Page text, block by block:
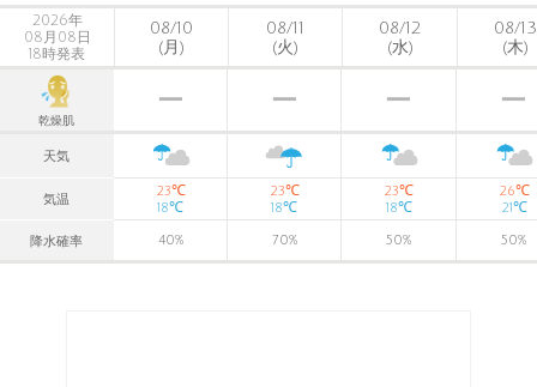
2026年
08月08日
18時発表
08/10
(月)
08/11
(火)
08/12
(水)
08/13
(木)
乾燥肌
天気
気温
23℃
18℃
23℃
18℃
23℃
18℃
26℃
21℃
降水確率 40% 70% 50% 50%